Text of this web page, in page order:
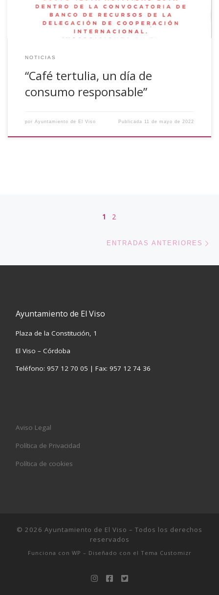
NOTICIAS
“Café tertulia, un día de
consumo responsable”
por Ayuntamiento de El Viso Publicada 11 de mayo de 2022
Navegación de entradas
1 2
ENTRADAS ANTERIORES
Ayuntamiento de El Viso
Plaza de la Constitución, 1
El Viso – Córdoba
Teléfono: 957 12 70 05 | Fax: 957 12 74 36
Aviso Legal
Política de Privacidad
Política de cookies
© 2026 Ayuntamiento de El Viso – Todos los derechos
reservados
Funciona con WP – Diseñado con el Tema Customizr